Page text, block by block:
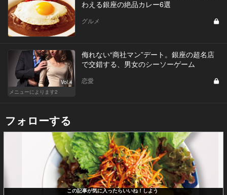
わえる銀座の絶品カレー6選
グルメ
Vol.4
メニューによります2
侮れない“商社マン”デート。銀座の超名店
で交錯する、男女のシーソーゲーム
恋愛
フォローする
この記事が気に入ったらいいね！しよう